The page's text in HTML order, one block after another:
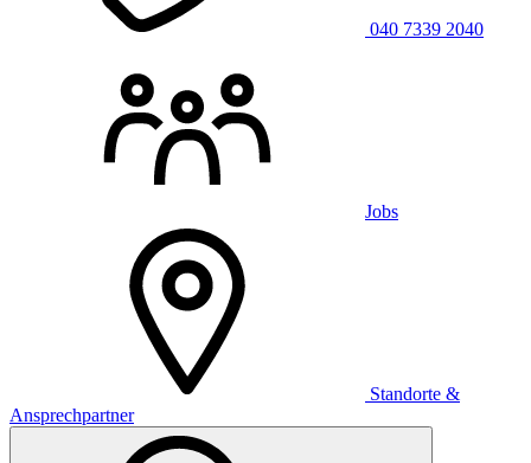
040 7339 2040
Jobs
Standorte &
Ansprechpartner